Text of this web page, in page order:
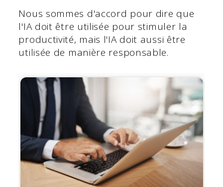
Nous sommes d'accord pour dire que
l'IA doit être utilisée pour stimuler la
productivité, mais l'IA doit aussi être
utilisée de manière responsable.